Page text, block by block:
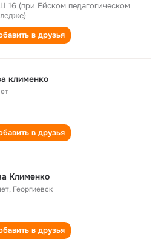
16 (при Ейском педагогическом
в друзья
клименко
в друзья
Клименко
, Георгиевск
в друзья